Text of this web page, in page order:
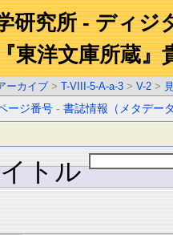
研究所 - ディジ
東洋文庫所蔵』
ーカイブ > T-VIII-5-A-a-3 > V-2 >
ージ番号 -書誌情報（メタデー
トル